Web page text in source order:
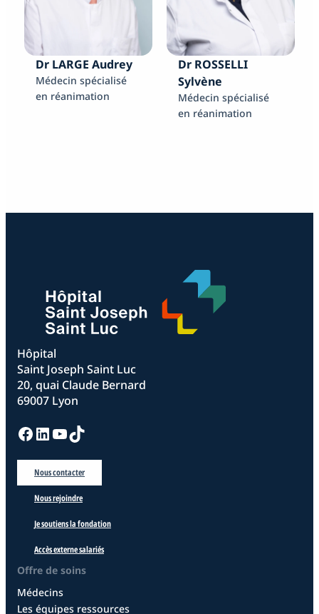
Dr LARGE Audrey
Médecin spécialisé
en réanimation
Dr ROSSELLI
Sylvène
Médecin spécialisé
en réanimation
Hôpital
Saint Joseph Saint Luc
20, quai Claude Bernard
69007 Lyon
Facebook LinkedIn YouTube TikTok
Nous contacter
Nous rejoindre
Je soutiens la fondation
Accès externe salariés
Offre de soins
Médecins
Les équipes ressources